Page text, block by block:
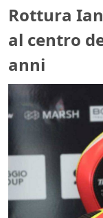
Rottura
al centro
anni